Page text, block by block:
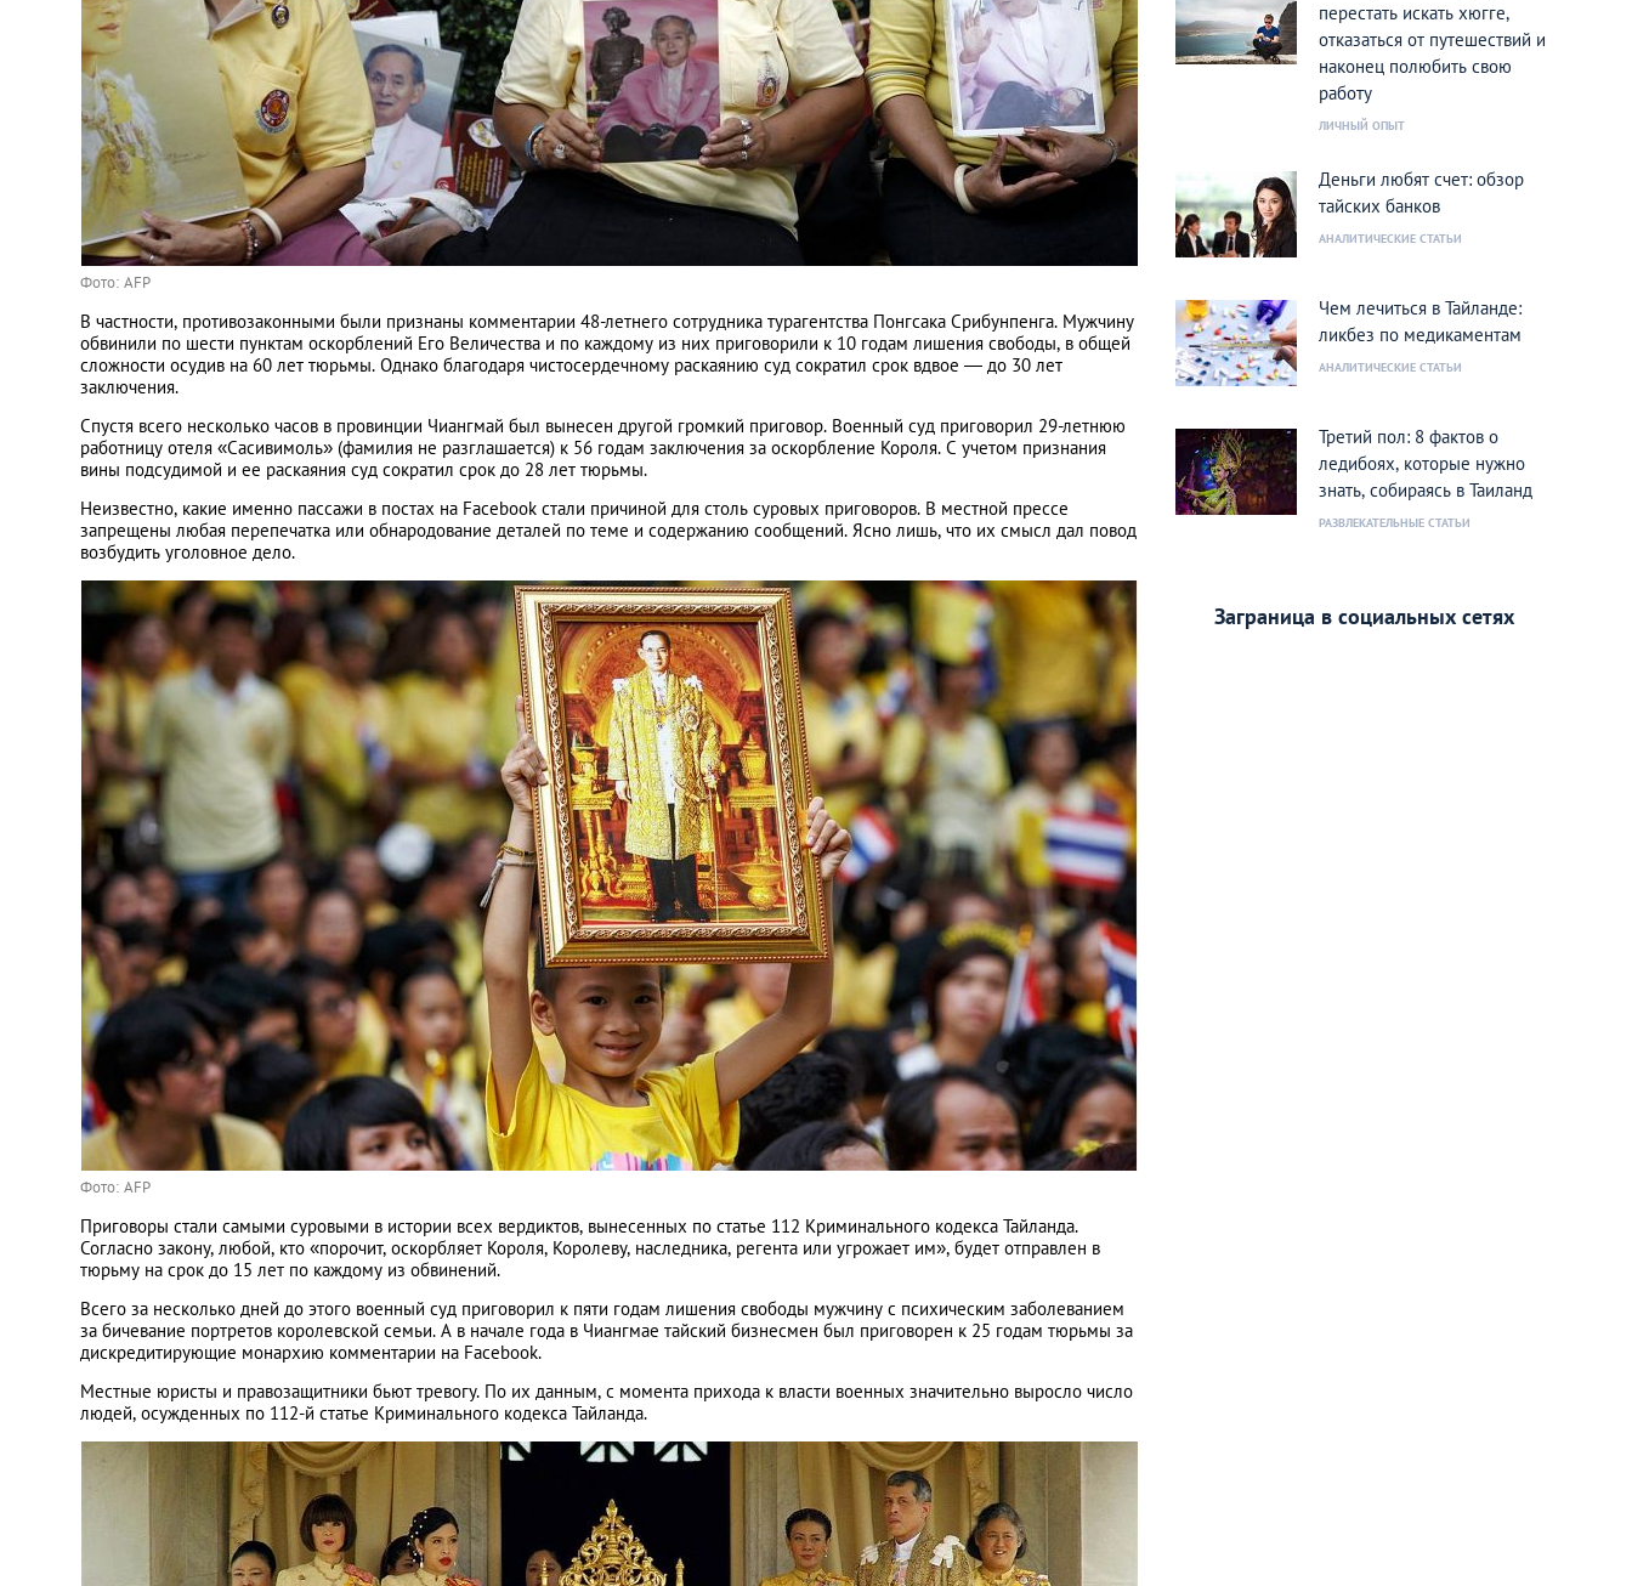
Фото: AFP
В частности, противозаконными были признаны комментарии 48-летнего сотрудника турагентства Понгсака Срибунпенга. Мужчину
обвинили по шести пунктам оскорблений Его Величества и по каждому из них приговорили к 10 годам лишения свободы, в общей
сложности осудив на 60 лет тюрьмы. Однако благодаря чистосердечному раскаянию суд сократил срок вдвое — до 30 лет
заключения.
Спустя всего несколько часов в провинции Чиангмай был вынесен другой громкий приговор. Военный суд приговорил 29-летнюю
работницу отеля «Сасивимоль» (фамилия не разглашается) к 56 годам заключения за оскорбление Короля. С учетом признания
вины подсудимой и ее раскаяния суд сократил срок до 28 лет тюрьмы.
Неизвестно, какие именно пассажи в постах на Facebook стали причиной для столь суровых приговоров. В местной прессе
запрещены любая перепечатка или обнародование деталей по теме и содержанию сообщений. Ясно лишь, что их смысл дал повод
возбудить уголовное дело.
Фото: AFP
Приговоры стали самыми суровыми в истории всех вердиктов, вынесенных по статье 112 Криминального кодекса Тайланда.
Согласно закону, любой, кто «порочит, оскорбляет Короля, Королеву, наследника, регента или угрожает им», будет отправлен в
тюрьму на срок до 15 лет по каждому из обвинений.
Всего за несколько дней до этого военный суд приговорил к пяти годам лишения свободы мужчину с психическим заболеванием
за бичевание портретов королевской семьи. А в начале года в Чиангмае тайский бизнесмен был приговорен к 25 годам тюрьмы за
дискредитирующие монархию комментарии на Facebook.
Местные юристы и правозащитники бьют тревогу. По их данным, с момента прихода к власти военных значительно выросло число
людей, осужденных по 112-й статье Криминального кодекса Тайланда.
перестать искать хюгге,
отказаться от путешествий и
наконец полюбить свою
работу
ЛИЧНЫЙ ОПЫТ
Деньги любят счет: обзор
тайских банков
АНАЛИТИЧЕСКИЕ СТАТЬИ
Чем лечиться в Тайланде:
ликбез по медикаментам
АНАЛИТИЧЕСКИЕ СТАТЬИ
Третий пол: 8 фактов о
ледибоях, которые нужно
знать, собираясь в Таиланд
РАЗВЛЕКАТЕЛЬНЫЕ СТАТЬИ
Заграница в социальных сетях